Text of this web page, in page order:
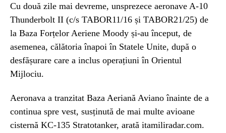
Cu două zile mai devreme, unsprezece aeronave A-10
Thunderbolt II (c/s TABOR11/16 și TABOR21/25) de
la Baza Forțelor Aeriene Moody și-au început, de
asemenea, călătoria înapoi în Statele Unite, după o
desfășurare care a inclus operațiuni în Orientul
Mijlociu.
Aeronava a tranzitat Baza Aeriană Aviano înainte de a
continua spre vest, susținută de mai multe avioane
cisternă KC-135 Stratotanker, arată itamiliradar.com.